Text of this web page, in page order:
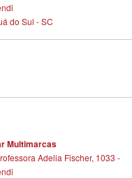
do Sul - SC
Multimarcas
Adelia Fischer, 1033 -